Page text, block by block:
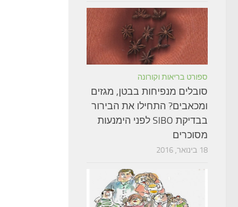
ספורט בריאות וקורונה
סובלים מנפיחות בבטן, מגזים
ומכאבים? התחילו את הבירור
בבדיקת SIBO לפני הימנעות
מסוכרים
18 בינואר, 2016